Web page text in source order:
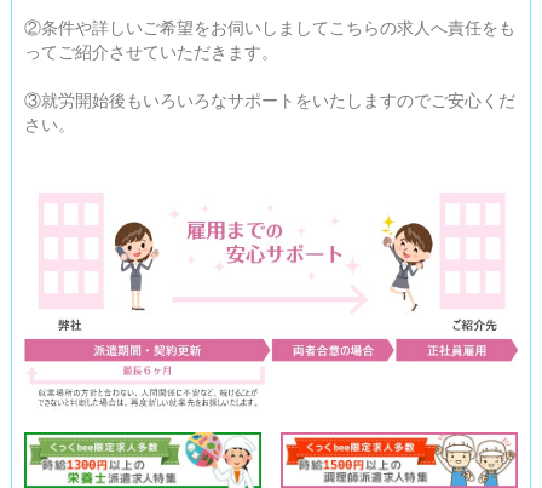
			・申込みの手続き及び管理のため
			・申込内容に関する連絡等のため
			4. 当社が取得した個人情報の第三者への業務委託
的を達成するために、第三者へ業務委託することはありません。
			5. 当社が取得した個人情報の第三者への提供につ
			当社は、次の場合を除いて、個人情報を第三者に
提供することはありません。
			・法令に基づき必要な場合
			・人の生命、身体および財産等を保護するために
緊急の必要性がある場合
ために特に必要がある場合であって、本人の同意を得ることが困
難である場合。
②条件や詳しいご希望をお伺いしましてこちらの求人へ責任をも
ってご紹介させていただきます。
③就労開始後もいろいろなサポートをいたしますのでご安心くだ
さい。